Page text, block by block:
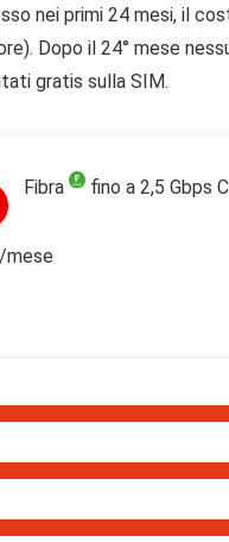
nei primi 24 mesi, il
Dopo il 24° mese
gratis sulla SIM.
Fibra fino a 2,5 Gbps
mese